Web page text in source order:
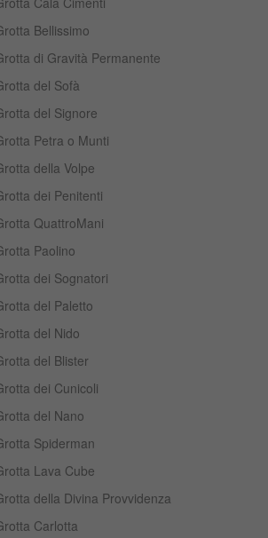
Bellissimo
di Gravità Permanente
del Sofà
del Signore
Petra o Munti
della Volpe
dei Penitenti
QuattroMani
Paolino
dei Sognatori
del Paletto
del Nido
del Blister
dei Cunicoli
del Nano
Spiderman
Lava Cube
della Divina Provvidenza
Carlotta